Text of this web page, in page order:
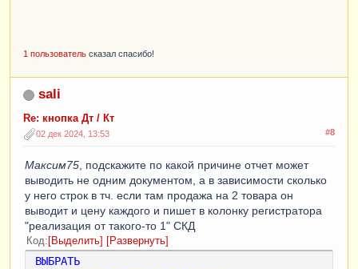
1 пользователь сказал спасибо!
sali
Re: кнопка Дт / Кт
#8
02 дек 2024, 13:53
Максим75, подскажите по какой причине отчет может
выводить не одним документом, а в зависимости сколько
у него строк в тч. если там продажа на 2 товара он
выводит и цену каждого и пишет в колонку регистратора
"реализация от такого-то 1" СКД
Код Выделить Развернуть
ВЫБРАТЬ